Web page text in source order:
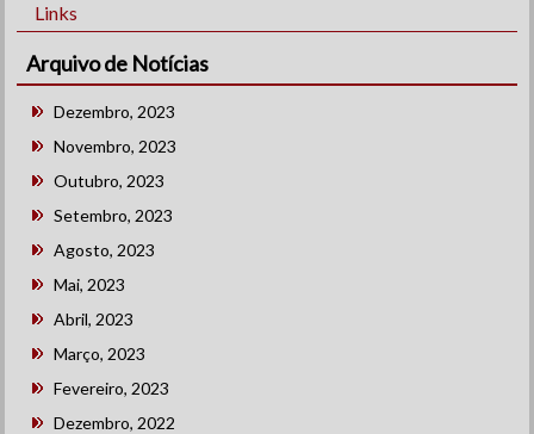
Links
Arquivo de Notícias
Dezembro, 2023
Novembro, 2023
Outubro, 2023
Setembro, 2023
Agosto, 2023
Mai, 2023
Abril, 2023
Março, 2023
Fevereiro, 2023
Dezembro, 2022